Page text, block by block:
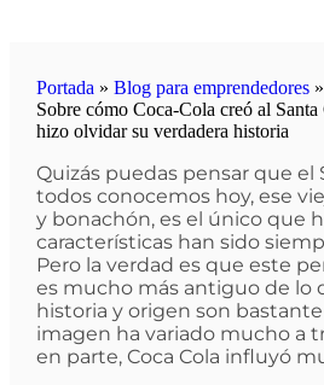
Portada » Blog para emprendedores»
Sobre cómo Coca-Cola creó al
hizo olvidar su verdadera historia
Quizás puedas pensar que el
todos conocemos hoy, ese
y bonachón, es el único que
características han sido
Pero la verdad es que este
es mucho más antiguo de lo
historia y origen son
imagen ha variado mucho a
en parte, Coca Cola influyó